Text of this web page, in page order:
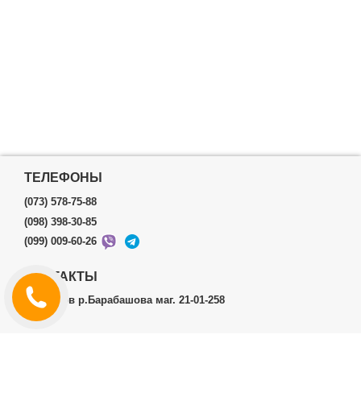
ТЕЛЕФОНЫ
(073) 578-75-88
(098) 398-30-85
(099) 009-60-26
КОНТАКТЫ
г.Харьков р.Барабашова маг. 21-01-258